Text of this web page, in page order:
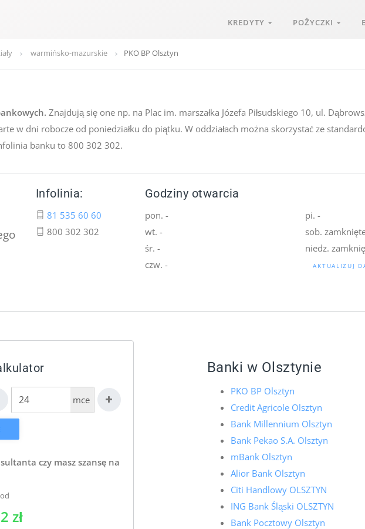
KREDYTY POŻYCZKI
warmińsko-mazurskie PKO BP Olsztyn
Znajdują się one np. na Plac im. marszałka Józefa Piłsudskiego 10, ul.
w dni robocze od poniedziałku do piątku. W oddziałach można skorzystać ze
banku to 800 302 302.
Infolinia:
81 535 60 60
800 302 302
Godziny otwarcia
pon. -
wt. -
śr. -
czw. -
pi. -
sob.
niedz.
AKTUALIZUJ
mce
czy masz szansę na
zł
Banki w Olsztynie
PKO BP Olsztyn
Credit Agricole Olsztyn
Bank Millennium Olsztyn
Bank Pekao S.A. Olsztyn
mBank Olsztyn
Alior Bank Olsztyn
Citi Handlowy OLSZTYN
ING Bank Śląski OLSZTYN
Bank Pocztowy Olsztyn